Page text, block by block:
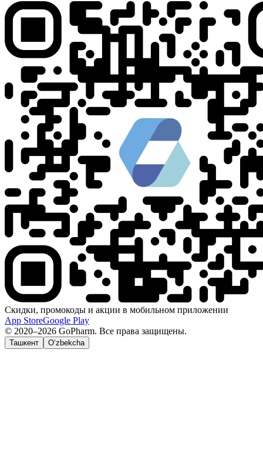
Скидки, промокоды и акции в мобильном приложении
App StoreGoogle Play
© 2020–2026 GoPharm. Все права защищены.
Ташкент O‘zbekcha